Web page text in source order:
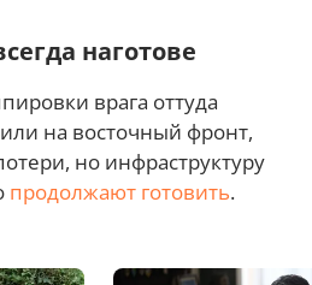
наготове
врага оттуда
на восточный фронт,
но инфраструктуру
продолжают готовить.